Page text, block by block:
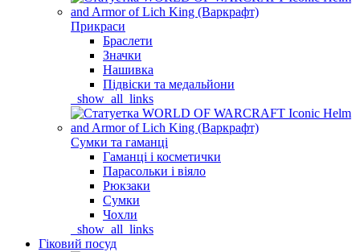
Прикраси
Браслети
Значки
Нашивка
Підвіски та медальйони
_show_all_links
Сумки та гаманці
Гаманці і косметички
Парасольки і віяло
Рюкзаки
Сумки
Чохли
_show_all_links
Гіковий посуд